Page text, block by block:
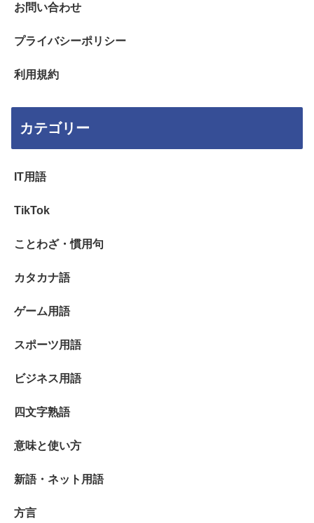
お問い合わせ
プライバシーポリシー
利用規約
カテゴリー
IT用語
TikTok
ことわざ・慣用句
カタカナ語
ゲーム用語
スポーツ用語
ビジネス用語
四文字熟語
意味と使い方
新語・ネット用語
方言